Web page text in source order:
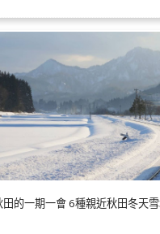
田的一期一會 6種親近秋田冬天